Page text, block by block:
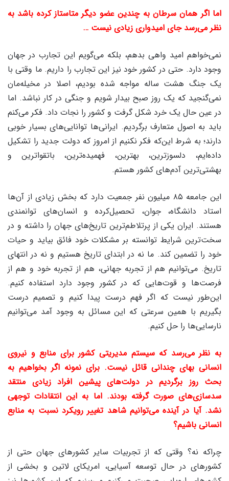
اما اگر همان سرطان به چندین عضو دیگر متاستاز کرده باشد به
نظر می‌رسد جای امیدواری زیادی نیست …
نمی‌خواهم امید واهی بدهم، بلکه می‌گویم این تجارب در جهان
وجود دارد. حتی در کشور خود نیز این تجارب را داریم. ما وقتی با
یک جنگ هشت ساله مواجه شده بودیم، اصلا در مخیله‌مان
نمی‌گنجید که یک روز صبح بیدار شویم و جنگی در کار نباشد. اما
در عین حال یک خرد شکل گرفت و کشور را نجات داد. فکر می‌کنم
باید به اصول متعارف برگردیم. ایرانی‌ها توانایی‌های بسیار خوبی
دارند؛ به شرط این‌که فکر نکنیم از امروز که دولت جدید را تشکیل
داده‌ایم، دلسوزترین، بهترین، فهمیده‌ترین، باتقواترین و
بهشتی‌ترین آدم‌های کشور هستم.
این جامعه ۸۵ میلیون نفر جمعیت دارد که بخش زیادی از آن‌ها
استاد دانشگاه، جوان، تحصیل‌کرده و انسان‌های توانمندی
هستند. ایران یکی از پرتلاطم‌ترین تاریخ‌های جهان را داشته و در
سخت‌ترین شرایط توانسته بر مشکلات خود فائق بیاید و حیات
خود را تضمین کند. ما نه در ابتدای تاریخ هستیم و نه در انتهای
تاریخ. می‌توانیم هم از تجربه جهانی، هم از تجربه خود و هم از
فرصت‌ها و قوت‌هایی که در کشور وجود دارد استفاده کنیم.
این‌طور نیست که اگر فهم درست پیدا کنیم و تصمیم درست
بگیریم با همین سرعتی که این مسائل به وجود آمد می‌توانیم
نارسایی‌ها را حل کنیم.
به نظر می‌رسد که سیستم مدیریتی کشور برای منابع و نیروی
انسانی بهای چندانی قائل نیست. برای نمونه اگر بخواهیم به
بحث روز برگردیم در دولت‌های پیشین افراد زیادی منتقد
سدسازی‌های صورت گرفته بودند. اما به این انتقادات توجهی
نشد. آیا در آینده می‌توانیم شاهد تغییر رویکرد نسبت به منابع
انسانی باشیم؟
چراکه نه؟ وقتی ‌که از تجربیات سایر کشورهای جهان حتی از
کشورهای در حال توسعه آسیایی، امریکای لاتین و بخشی از